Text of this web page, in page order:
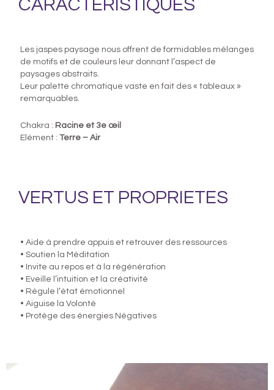
CARACTERISTIQUES
Les jaspes paysage nous offrent de formidables mélanges
de motifs et de couleurs leur donnant l’aspect de
paysages abstraits.
Leur palette chromatique vaste en fait des « tableaux »
remarquables.
Chakra : Racine et 3e œil
Elément : Terre – Air
VERTUS ET PROPRIETES
• Aide à prendre appuis et retrouver des ressources
• Soutien la Méditation
• Invite au repos et à la régénération
• Eveille l’intuition et la créativité
• Régule l’état émotionnel
• Aiguise la Volonté
• Protège des énergies Négatives